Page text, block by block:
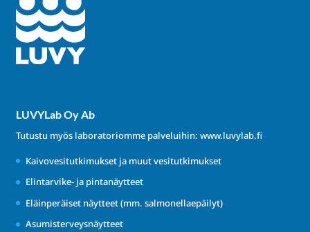
LUVYLab Oy Ab
Tutustu myös laboratoriomme palveluihin: www.luvylab.fi
Kaivovesitutkimukset ja muut vesitutkimukset
Elintarvike- ja pintanäytteet
Eläinperäiset näytteet (mm. salmonellaepäilyt)
Asumisterveysnäytteet